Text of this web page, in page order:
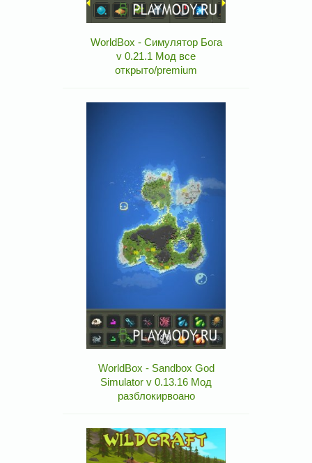
WorldBox - Симулятор Бога
v 0.21.1 Мод все
открыто/premium
WorldBox - Sandbox God
Simulator v 0.13.16 Мод
разблокирвоано